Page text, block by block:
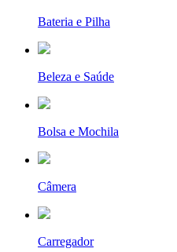
Bateria e Pilha
Beleza e Saúde
Bolsa e Mochila
Câmera
Carregador